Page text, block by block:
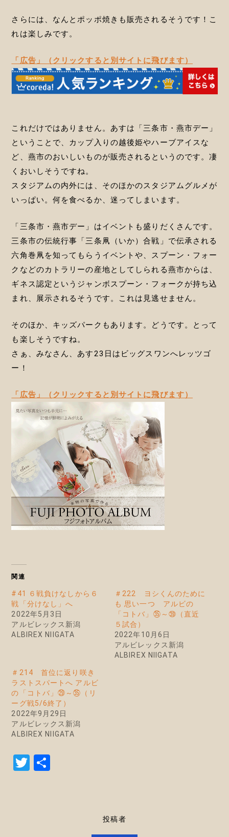
さらには、なんとポッポ焼きも販売されるそうです！こ
れは楽しみです。
「広告」（クリックすると別サイトに飛びます）
これだけではありません。あすは「三条市・燕市デー」
ということで、カップ入りの越後姫やハーブアイスな
ど、燕市のおいしいものが販売されるというのです。凄
くおいしそうですね。
スタジアムの内外には、そのほかのスタジアムグルメが
いっぱい。何を食べるか、迷ってしまいます。
「三条市・燕市デー」はイベントも盛りだくさんです。
三条市の伝統行事「三条凧（いか）合戦」で伝承される
六角巻凧を知ってもらうイベントや、スプーン・フォー
クなどのカトラリーの産地としてしられる燕市からは、
ギネス認定というジャンボスプーン・フォークが持ち込
まれ、展示されるそうです。これは見逃せません。
そのほか、キッズパークもあります。どうです。とって
も楽しそうですね。
さぁ、みなさん、あす23日はビッグスワンへレッツゴ
ー！
「広告」（クリックすると別サイトに飛びます）
関連
#41 ６戦負けなしから６
戦「分けなし」へ
2022年5月3日
アルビレックス新潟
ALBIREX NIIGATA
＃222 ヨシくんのために
も 思い一つ アルビの
「コトバ」㉟～㊴（直近
５試合）
2022年10月6日
アルビレックス新潟
ALBIREX NIIGATA
＃214 首位に返り咲き
ラストスパートへ アルビ
の「コトバ」㉙～㉟（リ
ーグ戦5/6終了）
2022年9月29日
アルビレックス新潟
ALBIREX NIIGATA
T
投稿者